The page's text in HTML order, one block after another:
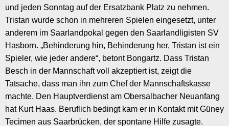
und jeden Sonntag auf der Ersatzbank Platz zu nehmen.
Tristan wurde schon in mehreren Spielen eingesetzt, unter
anderem im Saarlandpokal gegen den Saarlandligisten SV
Hasborn. „Behinderung hin, Behinderung her, Tristan ist ein
Spieler, wie jeder andere“, betont Bongartz. Dass Tristan
Besch in der Mannschaft voll akzeptiert ist, zeigt die
Tatsache, dass man ihn zum Chef der Mannschaftskasse
machte. Den Hauptverdienst am Obersalbacher Neuanfang
hat Kurt Haas. Beruflich bedingt kam er in Kontakt mit Güney
Tecimen aus Saarbrücken, der spontane Hilfe zusagte.